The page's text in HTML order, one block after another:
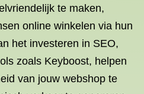
te maken,
online winkelen via hun
het investeren in SEO,
zoals Keyboost, helpen
van jouw webshop te